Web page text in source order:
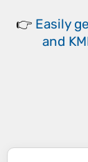
👉 Easily
and